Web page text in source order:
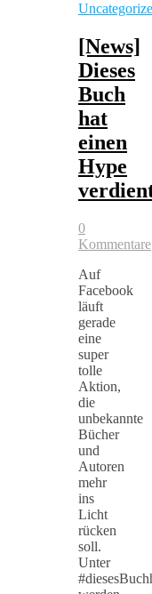
[News]
Dieses
Buch
hat
einen
Hype
0
Kommentare
Auf
Facebook
läuft
gerade
eine
super
tolle
Aktion,
die
unbekannte
Bücher
und
Autoren
mehr
ins
Licht
rücken
soll.
Unter